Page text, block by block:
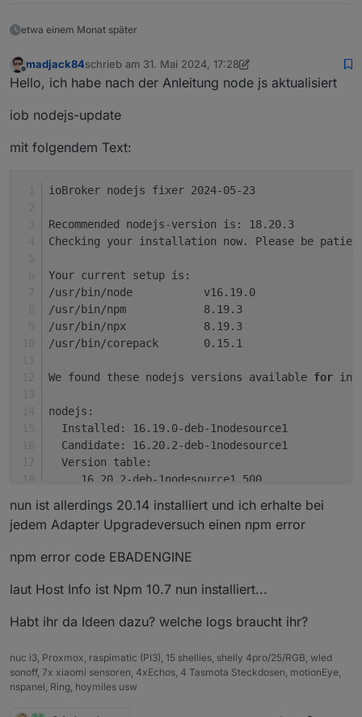
<--- Last few GCs --->
[2217:0x604ca00]   260629 ms: Mark-sweep
<--- JS stacktrace --->
FATAL ERROR: Reached heap limit Allocation
etwa einem Monat später
Offline
madjack84schrieb am 31. Mai 2024, 17:28
zuletzt editiert von madjack84
Hello, ich habe nach der Anleitung node js aktualisiert
iob nodejs-update
mit folgendem Text:
ioBroker nodejs fixer 2024-05-23
Recommended nodejs-version is: 18.20.3
Checking your installation now. Please be
Your current setup is:
/usr/bin/node 		v16.19.0
/usr/bin/npm 		8.19.3
/usr/bin/npx 		8.19.3
/usr/bin/corepack 	0.15.1
We found these nodejs versions available for
nodejs:
  Installed: 16.19.0-deb-1nodesource1
  Candidate: 16.20.2-deb-1nodesource1
  Version table:
     16.20.2-deb-1nodesource1 500
*** 16.19.0-deb-1nodesource1 100
        100 /var/lib/dpkg/status
500 http://de.archive.ubuntu.com/ubuntu
     10.19.0~dfsg-3ubuntu1 500
500 http://de.archive.ubuntu.com/ubuntu
Nothing to do - Your installation is using the
nun ist allerdings 20.14 installiert und ich erhalte bei
jedem Adapter Upgradeversuch einen npm error
npm error code EBADENGINE
laut Host Info ist Npm 10.7 nun installiert...
Habt ihr da Ideen dazu? welche logs braucht ihr?
nuc i3, Proxmox, raspimatic (PI3), 15 shellies, shelly 4pro/25/RGB, wled
sonoff, 7x xiaomi sensoren, 4xEchos, 4 Tasmota Steckdosen, motionEye,
nspanel, Ring, hoymiles usw